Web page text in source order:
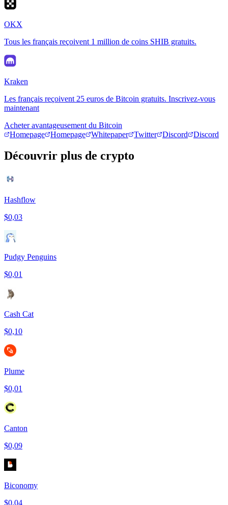
OKX
Tous les français reçoivent 1 million de coins SHIB gratuits.
Kraken
Les français reçoivent 25 euros de Bitcoin gratuits. Inscrivez-vous
maintenant
Acheter avantageusement du Bitcoin
Homepage
Homepage Whitepaper Twitter Discord Discord
Découvrir plus de crypto
Hashflow
$0,03
Pudgy Penguins
$0,01
Cash Cat
$0,10
Plume
$0,01
Canton
$0,09
Biconomy
$0,04